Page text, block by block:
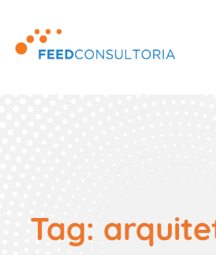
content
Tag: